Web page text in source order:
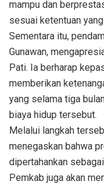
mampu dan
sesuai ketentuan
Sementara itu,
Gunawan,
Pati. Ia berharap
memberikan
yang selama tiga
biaya hidup tersebut.
Melalui langkah
menegaskan bahwa
dipertahankan
Pemkab juga akan